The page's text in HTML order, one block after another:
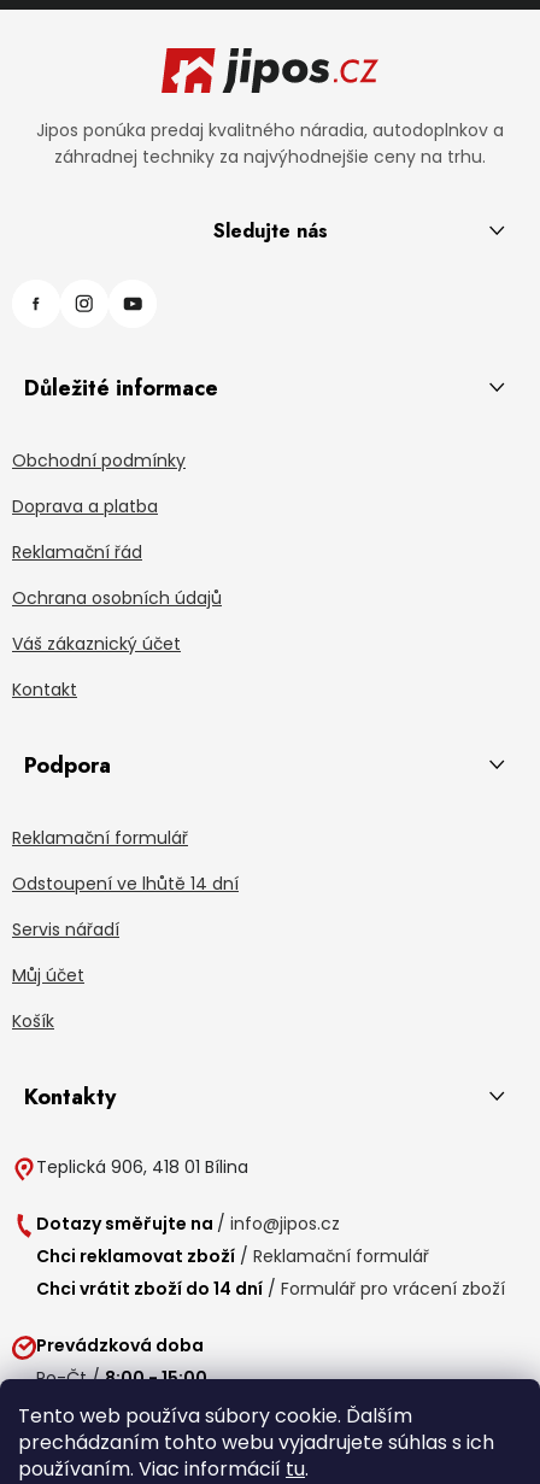
Tento web používa súbory cookie. Ďalším
prechádzaním tohto webu vyjadrujete súhlas s ich
používaním. Viac informácií tu.
Jipos ponúka predaj kvalitného náradia, autodoplnkov a
záhradnej techniky za najvýhodnejšie ceny na trhu.
Sledujte nás
Důležité informace
Obchodní podmínky
Doprava a platba
Reklamační řád
Ochrana osobních údajů
Váš zákaznický účet
Kontakt
Podpora
Reklamační formulář
Odstoupení ve lhůtě 14 dní
Servis nářadí
Můj účet
Košík
Kontakty
Teplická 906, 418 01 Bílina
Dotazy směřujte na / info@jipos.cz
Chci reklamovat zboží / Reklamační formulář
Chci vrátit zboží do 14 dní / Formulář pro vrácení zboží
Prevádzková doba
Po-Čt /8:00 - 15:00
Pá / 7:30 - 14:30
Obedňajšia prestávka /11:00 - 11:30